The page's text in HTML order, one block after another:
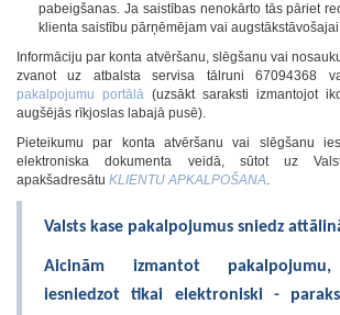
pabeigšanas. Ja saistības nenokārto tās pāriet
klienta saistību pārņēmējam vai
Informāciju par konta atvēršanu, slēgšanu vai
zvanot uz atbalsta servisa tālruni 67094368
pakalpojumu portālā (uzsākt saraksti izmantojot
augšējās rīkjoslas labajā pusē).
Pieteikumu par konta atvēršanu vai slēgšanu
elektroniska dokumenta veidā, sūtot uz
apakšadresātu KLIENTU APKALPOŠANA.
Valsts kase pakalpojumus sniedz
Aicinām izmantot pakalpojumu,
iesniedzot tikai elektroniski -